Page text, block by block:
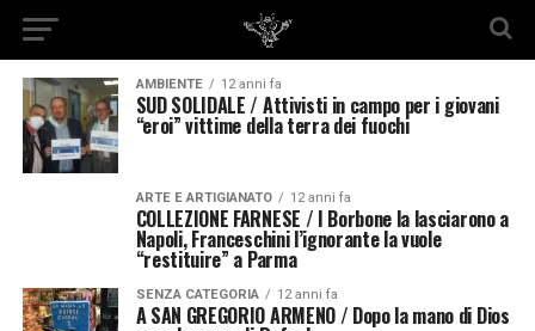
AMBIENTE 12 anni fa
SUD SOLIDALE / Attivisti in campo per i giovani
“eroi” vittime della terra dei fuochi
ARTE E ARTIGIANATO 12 anni fa
COLLEZIONE FARNESE / I Borbone la lasciarono a
Napoli, Franceschini l’ignorante la vuole
“restituire” a Parma
SENZA CATEGORIA 12 anni fa
A SAN GREGORIO ARMENO / Dopo la mano di Dios